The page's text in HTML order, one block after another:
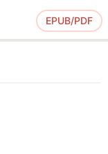
EPUB/PDF